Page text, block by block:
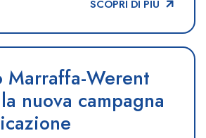
SCOPRI DI PIÙ
Marraffa-Werent
nuova campagna